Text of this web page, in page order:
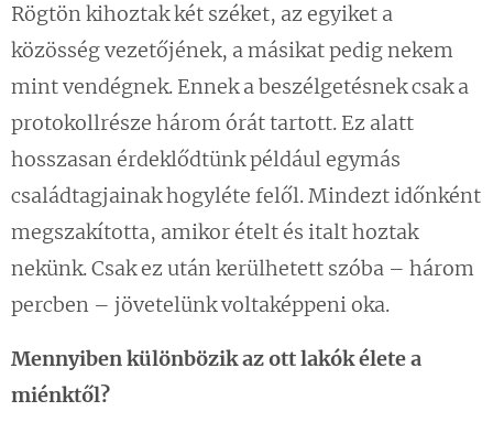
Rögtön kihoztak két széket, az egyiket a
közösség vezetőjének, a másikat pedig nekem
mint vendégnek. Ennek a beszélgetésnek csak a
protokollrésze három órát tartott. Ez alatt
hosszasan érdeklődtünk például egymás
családtagjainak hogyléte felől. Mindezt időnként
megszakította, amikor ételt és italt hoztak
nekünk. Csak ez után kerülhetett szóba – három
percben – jövetelünk voltaképpeni oka.
Mennyiben különbözik az ott lakók élete a
miénktől?